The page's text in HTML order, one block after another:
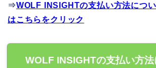
⇒WOLF INSIGHTの支払い方法につ
はこちらをクリック
WOLF INSIGHTの支払い方法